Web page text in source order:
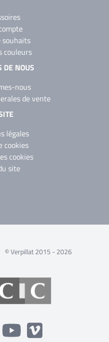
souhaits
couleurs
DE NOUS
nous
de vente
légales
cookies
cookies
site
© Verpillat 2015 - 2026